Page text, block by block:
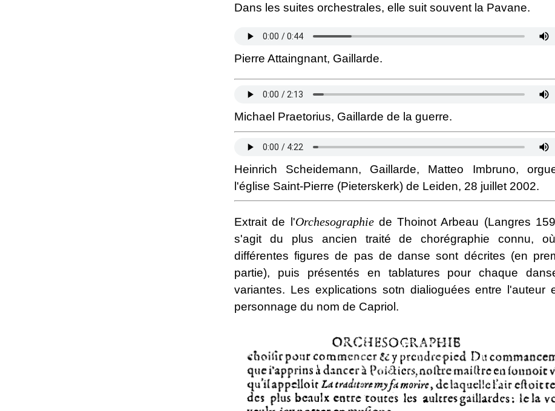
Dans les suites orchestrales, elle suit souvent la Pavane.
Pierre Attaingnant, Gaillarde.
Michael Praetorius, Gaillarde de la guerre.
Heinrich Scheidemann, Gaillarde, Matteo Imbruno,
l'église Saint-Pierre (Pieterskerk) de Leiden, 28 juillet 2002.
Extrait de l'Orchesographiede Thoinot Arbeau (Langres
s'agit du plus ancien traité de chorégraphie connu,
différentes figures de pas de danse sont décrites (en
partie), puis présentés en tablatures pour chaque
variantes. Les explications sotn dialioguées entre l'auteur
personnage du nom de Capriol.